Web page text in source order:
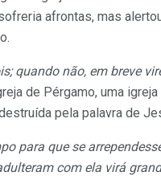
afrontas, mas
quando não, em breve
de Pérgamo, uma
pela palavra de
para que se
com ela virá